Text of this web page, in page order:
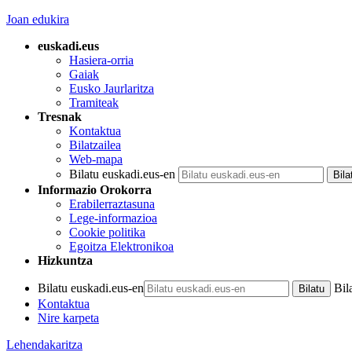
Joan edukira
euskadi.eus
Hasiera-orria
Gaiak
Eusko Jaurlaritza
Tramiteak
Tresnak
Kontaktua
Bilatzailea
Web-mapa
Bilatu euskadi.eus-en
Informazio Orokorra
Erabilerraztasuna
Lege-informazioa
Cookie politika
Egoitza Elektronikoa
Hizkuntza
Bilatu euskadi.eus-en
Kontaktua
Nire karpeta
Lehendakaritza